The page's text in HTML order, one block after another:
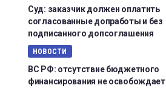
Суд: заказчик должен оплатить
согласованные допработы и без
подписанного допсоглашения
НОВОСТИ
ВС РФ: отсутствие бюджетного
финансирования не освобождает